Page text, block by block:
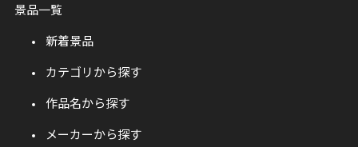
景品一覧
新着景品
カテゴリから探す
作品名から探す
メーカーから探す